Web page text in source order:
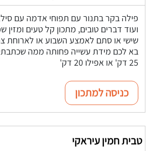
פילה בקר בתנור עם תפוחי אדמה עם
ועוד דברים טובים, מתכון קל טעים
שישי או סתם לאמצע השבוע או לארוחת
בא לכם מידת עשייה פחותה ממה שכתבתי
25 דק' או אפילו 20 דק'
כניסה למתכון
טבית חמין עיראקי